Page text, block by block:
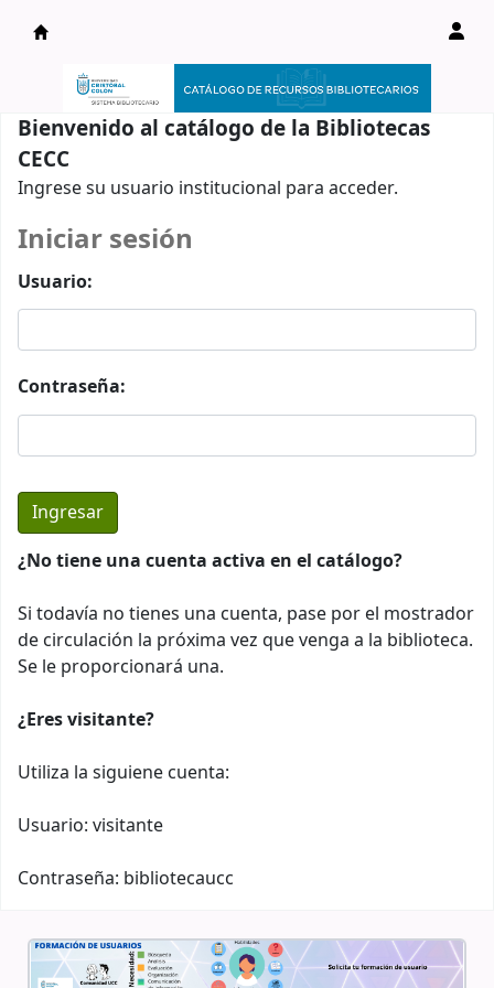
Catálogo en línea
Bienvenido al catálogo de la Bibliotecas
CECC
Ingrese su usuario institucional para acceder.
Iniciar sesión
Usuario:
Contraseña:
¿No tiene una cuenta activa en el catálogo?
Si todavía no tienes una cuenta, pase por el mostrador
de circulación la próxima vez que venga a la biblioteca.
Se le proporcionará una.
¿Eres visitante?
Utiliza la siguiene cuenta:
Usuario: visitante
Contraseña: bibliotecaucc